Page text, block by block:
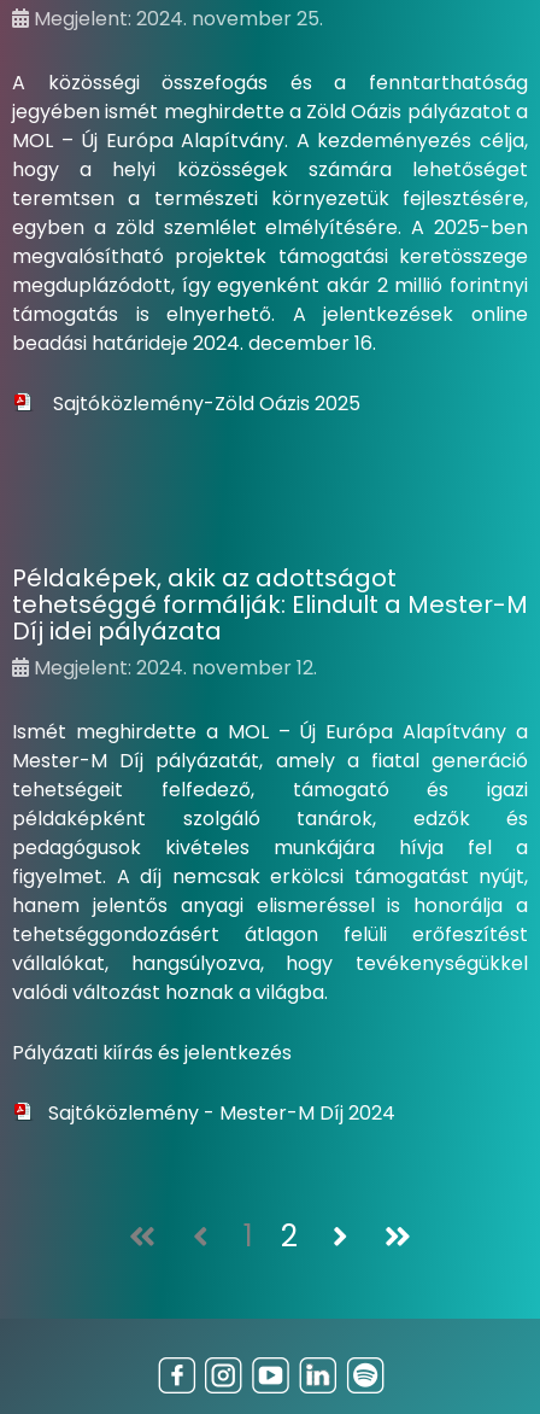
Megjelent: 2024. november 25.
A közösségi összefogás és a fenntarthatóság
jegyében ismét meghirdette a Zöld Oázis pályázatot a
MOL – Új Európa Alapítvány. A kezdeményezés célja,
hogy a helyi közösségek számára lehetőséget
teremtsen a természeti környezetük fejlesztésére,
egyben a zöld szemlélet elmélyítésére. A 2025-ben
megvalósítható projektek támogatási keretösszege
megduplázódott, így egyenként akár 2 millió forintnyi
támogatás is elnyerhető. A jelentkezések online
beadási határideje 2024. december 16.
Sajtóközlemény-Zöld Oázis 2025
Példaképek, akik az adottságot
tehetséggé formálják: Elindult a Mester-M
Díj idei pályázata
Megjelent: 2024. november 12.
Ismét meghirdette a MOL – Új Európa Alapítvány a
Mester-M Díj pályázatát, amely a fiatal generáció
tehetségeit felfedező, támogató és igazi
példaképként szolgáló tanárok, edzők és
pedagógusok kivételes munkájára hívja fel a
figyelmet. A díj nemcsak erkölcsi támogatást nyújt,
hanem jelentős anyagi elismeréssel is honorálja a
tehetséggondozásért átlagon felüli erőfeszítést
vállalókat, hangsúlyozva, hogy tevékenységükkel
valódi változást hoznak a világba.
Pályázati kiírás és jelentkezés
Sajtóközlemény - Mester-M Díj 2024
1 2